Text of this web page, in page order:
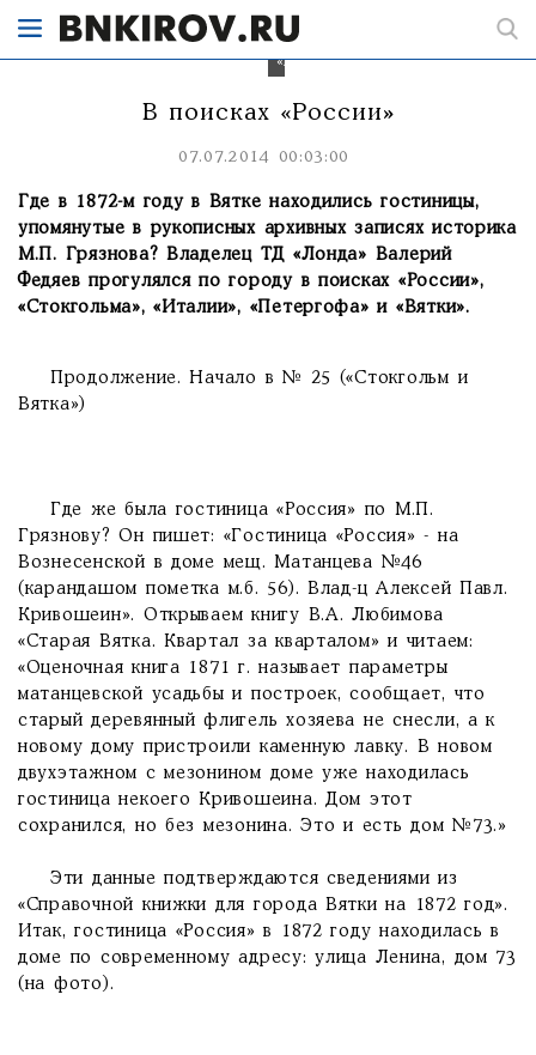
гостиница
«Петергофъ».
В поисках «России»
07.07.2014 00:03:00
Где в 1872-м году в Вятке находились гостиницы,
упомянутые в рукописных архивных записях историка
М.П. Грязнова? Владелец ТД «Лонда» Валерий
Федяев прогулялся по городу в поисках «России»,
«Стокгольма», «Италии», «Петергофа» и «Вятки».
Продолжение. Начало в № 25 («Стокгольм и
Вятка»)
Где же была гостиница «Россия» по М.П.
Грязнову? Он пишет: «Гостиница «Россия» - на
Вознесенской в доме мещ. Матанцева №46
(карандашом пометка м.б. 56). Влад-ц Алексей Павл.
Кривошеин». Открываем книгу В.А. Любимова
«Старая Вятка. Квартал за кварталом» и читаем:
«Оценочная книга 1871 г. называет параметры
матанцевской усадьбы и построек, сообщает, что
старый деревянный флигель хозяева не снесли, а к
новому дому пристроили каменную лавку. В новом
двухэтажном с мезонином доме уже находилась
гостиница некоего Кривошеина. Дом этот
сохранился, но без мезонина. Это и есть дом №73.»
Эти данные подтверждаются сведениями из
«Справочной книжки для города Вятки на 1872 год».
Итак, гостиница «Россия» в 1872 году находилась в
доме по современному адресу: улица Ленина, дом 73
(на фото).